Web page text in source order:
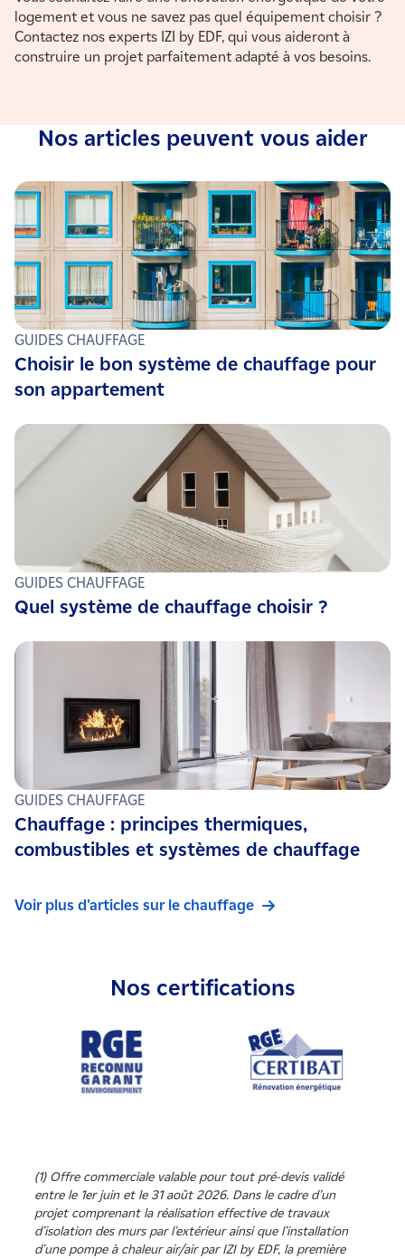
logement et vous ne savez pas quel équipement choisir ?
Contactez nos experts IZI by EDF, qui vous aideront à
construire un projet parfaitement adapté à vos besoins.
Nos articles peuvent vous aider
GUIDES CHAUFFAGE
Choisir le bon système de chauffage pour
son appartement
GUIDES CHAUFFAGE
Quel système de chauffage choisir ?
GUIDES CHAUFFAGE
Chauffage : principes thermiques,
combustibles et systèmes de chauffage
Voir plus d'articles sur le chauffage
Nos certifications
(1) Offre commerciale valable pour tout pré-devis validé
entre le 1er juin et le 31 août 2026. Dans le cadre d’un
projet comprenant la réalisation effective de travaux
d’isolation des murs par l'extérieur ainsi que l’installation
d’une pompe à chaleur air/air par IZI by EDF, la première